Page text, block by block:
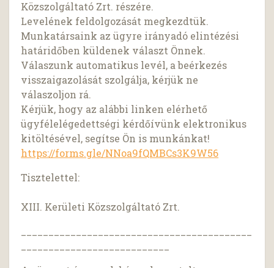
Közszolgáltató Zrt. részére.
Levelének feldolgozását megkezdtük.
Munkatársaink az ügyre irányadó elintézési
határidőben küldenek választ Önnek.
Válaszunk automatikus levél, a beérkezés
visszaigazolását szolgálja, kérjük ne
válaszoljon rá.
Kérjük, hogy az alábbi linken elérhető
ügyfélelégedettségi kérdőívünk elektronikus
kitöltésével, segítse Ön is munkánkat!
https://forms.gle/NNoa9fQMBCs3K9W56
Tisztelettel:
XIII. Kerületi Közszolgáltató Zrt.